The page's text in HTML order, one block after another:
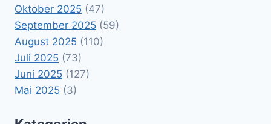
Oktober 2025 (47)
September 2025 (59)
August 2025 (110)
Juli 2025 (73)
Juni 2025 (127)
Mai 2025 (3)